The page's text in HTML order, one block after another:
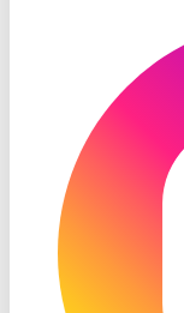
Instagram